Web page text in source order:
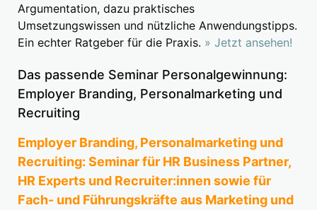
Argumentation, dazu praktisches
Umsetzungswissen und nützliche Anwendungstipps.
Ein echter Ratgeber für die Praxis. » Jetzt ansehen!
Das passende Seminar Personalgewinnung:
Employer Branding, Personalmarketing und
Recruiting
Employer Branding, Personalmarketing und
Recruiting: Seminar für HR Business Partner,
HR Experts und Recruiter:innen sowie für
Fach- und Führungskräfte aus Marketing und